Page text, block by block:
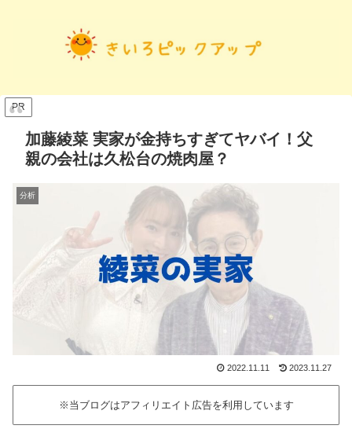
PR
加藤綾菜 実家が金持ちすぎてヤバイ！父
親の会社は久松台の焼肉屋？
分析
2022.11.11 2023.11.27
※当ブログはアフィリエイト広告を利用しています